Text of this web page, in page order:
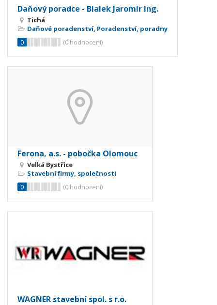
Daňový poradce - Bialek Jaromír Ing.
Tichá
Daňové poradenství, Poradenství, poradny
0
(0 hodnocení)
Ferona, a.s. - pobočka Olomouc
Velká Bystřice
Stavební firmy, společnosti
0
(0 hodnocení)
WAGNER stavební spol. s r.o.